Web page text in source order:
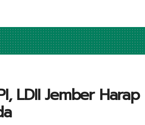
LDII Jember Harap